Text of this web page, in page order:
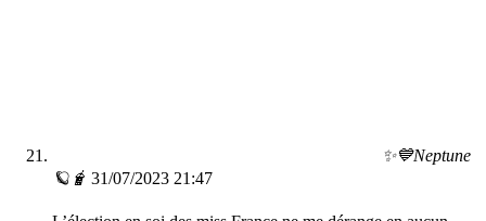
✨💙Neptune
🪐🧋 31/07/2023 21:47